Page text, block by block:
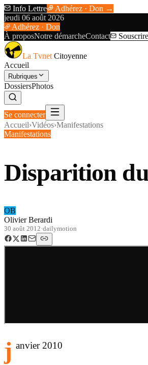
Info Lettre
Adhérez · Don →
jeudi 06 août 2026
Adhérez · Don
À proposNotre démarcheContact
La Tvnet Citoyenne
Accueil
Rubriques
DossiersPhotos
Se connecter
Accueil›Vidéos›Manifestations
Manifestations
Disparition
OB
Olivier Berardi
30 août 2012·dailymotion
j anvier 2010